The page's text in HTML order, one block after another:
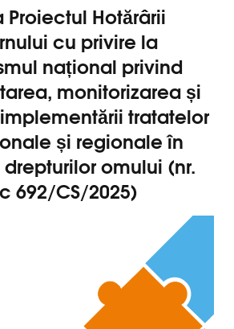
Proiectul Hotărârii
cu privire la
național privind
monitorizarea și
tratatelor
și regionale în
omului (nr.
692/CS/2025)